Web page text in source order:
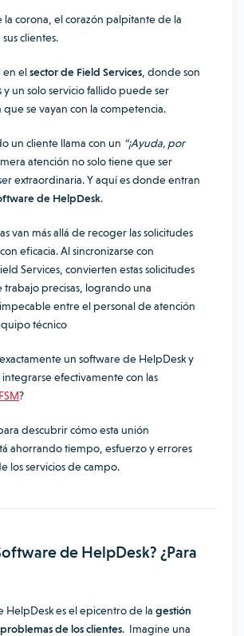
la corona, el corazón palpitante de la
clientes.
en elsector de Field Services , donde son
y un solo servicio fallido puede ser
se vayan con la competencia.
un cliente llama con un “¡Ayuda, por
atención no solo tiene que ser
extraordinaria. Y aquí es donde entran
de HelpDesk.
van más allá de recoger las solicitudes
eficacia. Al sincronizarse con
Services, convierten estas solicitudes
trabajo precisas, logrando una
entre el personal de atención
técnico
un software de HelpDesk y
efectivamente con las
?
descubrir cómo esta unión
ahorrando tiempo, esfuerzo y errores
los servicios de campo.
de HelpDesk? ¿Para
HelpDesk es el epicentro de la gestión
de los clientes. Imagine una